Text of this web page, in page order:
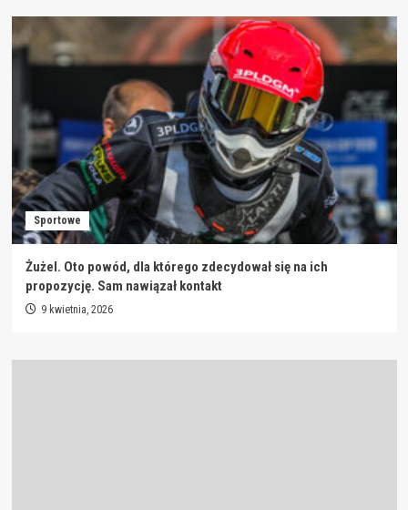
Sportowe
Żużel. Oto powód, dla którego zdecydował się na ich
propozycję. Sam nawiązał kontakt
9 kwietnia, 2026